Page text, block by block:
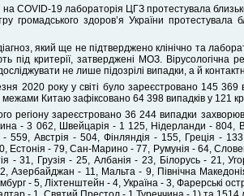
COVID-19 лабораторія ЦГЗ протестувала
громадського здоров’я України протестувала
який ще не підтверджено клінічно та
під критерії, затверджені МОЗ. Вірусологічна
не лише підозрілі випадки, а й
2020 року у світі було зареєстровано 145 369
Китаю зафіксовано 64 398 випадків у 121
регіону зареєстровано 36 244 випадки
- 3 062, Швейцарія - 1 125, Нідерланди - 804,
559, Австрія - 504, Фінляндія - 155, Греція -
Естонія - 79, Сан-Марино - 77, Румунія - 64,
- 31, Грузія - 25, Албанія - 23, Білорусь - 21,
Азербайджан - 11, Мальта - 9, Північна
- 5, Ліхтенштейн - 4, Україна - 3, Фарерські